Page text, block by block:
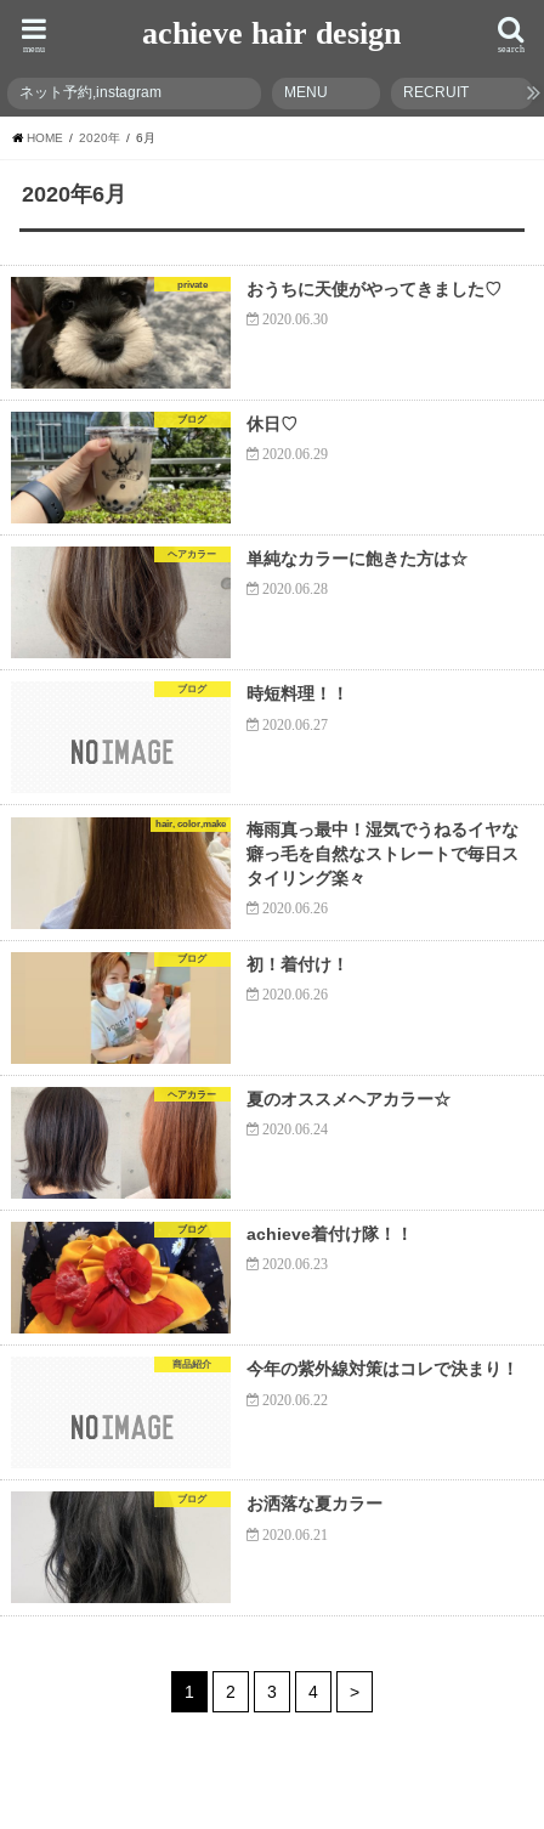
achieve hair design search
menu
ネット予約,instagram MENU RECRUIT
HOME 2020年 6月
2020年6月
private おうちに天使がやってきました♡
2020.06.30
ブログ 休日♡
2020.06.29
ヘアカラー 単純なカラーに飽きた方は☆
2020.06.28
ブログ 時短料理！！
2020.06.27
hair, color,make
梅雨真っ最中！湿気でうねるイヤな
癖っ毛を自然なストレートで毎日ス
タイリング楽々
2020.06.26
ブログ 初！着付け！
2020.06.26
ヘアカラー 夏のオススメヘアカラー☆
2020.06.24
ブログ achieve着付け隊！！
2020.06.23
商品紹介 今年の紫外線対策はコレで決まり！
2020.06.22
ブログ お洒落な夏カラー
2020.06.21
1 2 3 4 >